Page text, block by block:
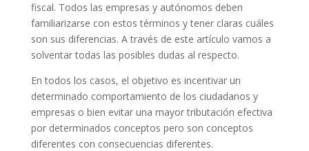
fiscal. Todos las empresas y autónomos deben
familiarizarse con estos términos y tener claras cuáles
son sus diferencias. A través de este artículo vamos a
solventar todas las posibles dudas al respecto.
En todos los casos, el objetivo es incentivar un
determinado comportamiento de los ciudadanos y
empresas o bien evitar una mayor tributación efectiva
por determinados conceptos pero son conceptos
diferentes con consecuencias diferentes.